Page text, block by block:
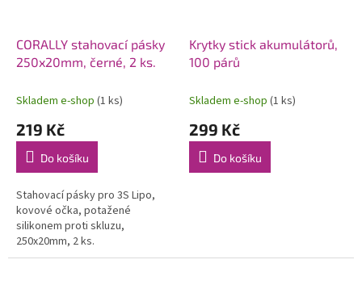
CORALLY stahovací pásky
250x20mm, černé, 2 ks.
Skladem e-shop (1 ks)
219 Kč
Do košíku
Stahovací pásky pro 3S Lipo,
kovové očka, potažené
silikonem proti skluzu,
250x20mm, 2 ks.
Krytky stick akumulátorů,
100 párů
Skladem e-shop (1 ks)
299 Kč
Do košíku